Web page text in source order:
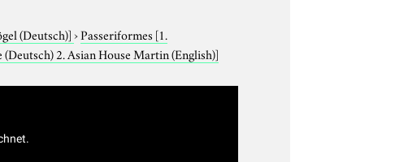
(Deutsch)]›Passeriformes [1.
2. Asian House Martin (English)]